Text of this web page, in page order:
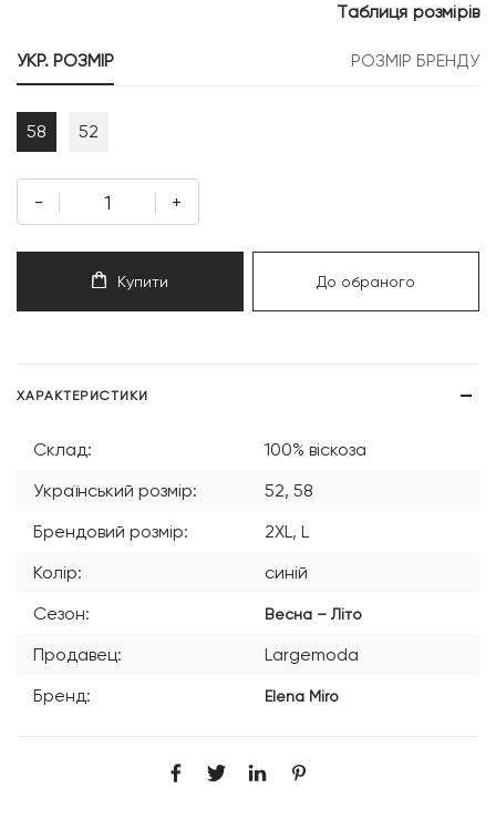
УКР. РОЗМІР
РОЗМІР БРЕНДУ
Таблиця розмірів
58 52
- +
Купити До обраного
ХАРАКТЕРИСТИКИ
Склад:
100% віскоза
Український розмір:
52, 58
Брендовий розмір:
2XL, L
Колір:
синій
Сезон:
Весна – Літо
Продавец:
Largemoda
Бренд:
Elena Miro